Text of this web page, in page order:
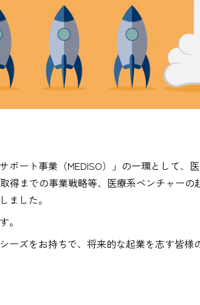
ート事業（MEDISO）」の一環として、
得までの事業戦略等、医療系ベンチャー
ました。
。
ズをお持ちで、将来的な起業を志す皆様